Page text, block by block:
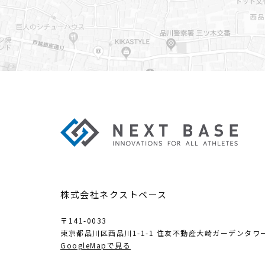
株式会社ネクストベース
〒141-0033
東京都品川区西品川1-1-1 住友不動産大崎ガーデンタワ
GoogleMapで見る